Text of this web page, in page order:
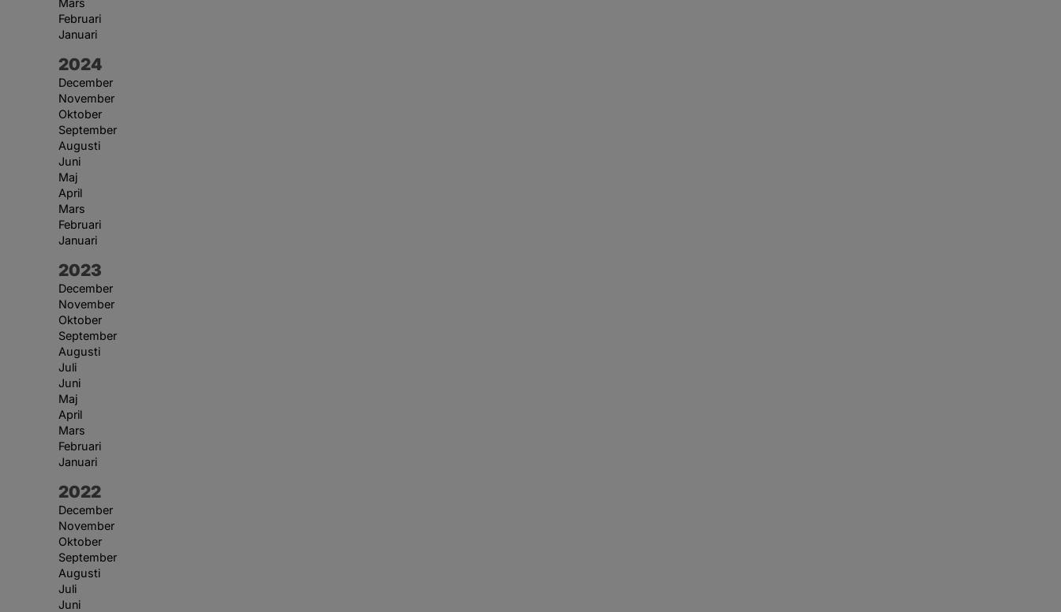
Februari
Januari
År:
2024
December
November
Oktober
September
Augusti
Juni
Maj
April
Mars
Februari
Januari
År:
2023
December
November
Oktober
September
Augusti
Juli
Juni
Maj
April
Mars
Februari
Januari
År:
2022
December
November
Oktober
September
Augusti
Juli
Juni